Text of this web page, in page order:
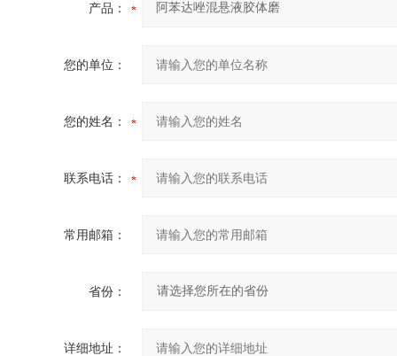
产品：
您的单位：
您的姓名：
联系电话：
常用邮箱：
省份：
详细地址：